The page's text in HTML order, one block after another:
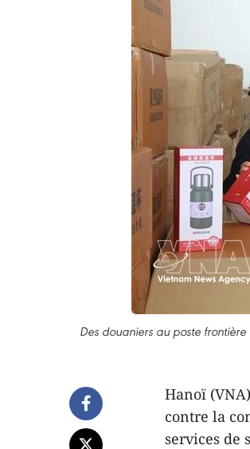
Des douaniers au poste
Hanoï
contre la
services de